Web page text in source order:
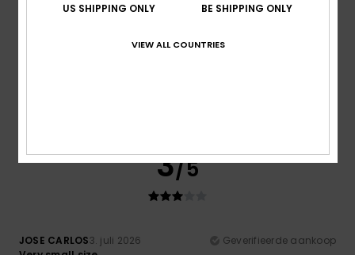
Geverifieerde aankoop
3/5
JOSE CARLOS3. juli 2026
Geverifieerde aankoop
US SHIPPING ONLY BE SHIPPING ONLY
VIEW ALL COUNTRIES